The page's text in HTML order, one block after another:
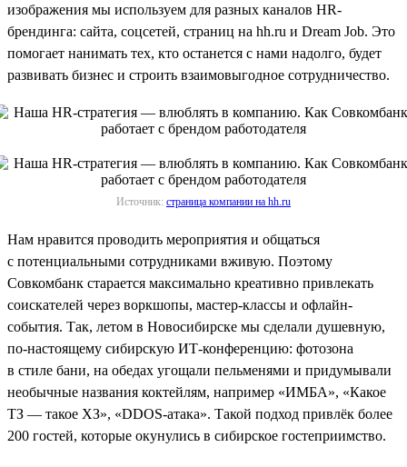
изображения мы используем для разных каналов HR-
брендинга: сайта, соцсетей, страниц на hh.ru и Dream Job. Это
помогает нанимать тех, кто останется с нами надолго, будет
развивать бизнес и строить взаимовыгодное сотрудничество.
Источник: страница компании на hh.ru
Нам нравится проводить мероприятия и общаться
с потенциальными сотрудниками вживую. Поэтому
Совкомбанк старается максимально креативно привлекать
соискателей через воркшопы, мастер-классы и офлайн-
события. Так, летом в Новосибирске мы сделали душевную,
по-настоящему сибирскую ИТ-конференцию: фотозона
в стиле бани, на обедах угощали пельменями и придумывали
необычные названия коктейлям, например «ИМБА», «Какое
ТЗ — такое ХЗ», «DDOS-атака». Такой подход привлёк более
200 гостей, которые окунулись в сибирское гостеприимство.